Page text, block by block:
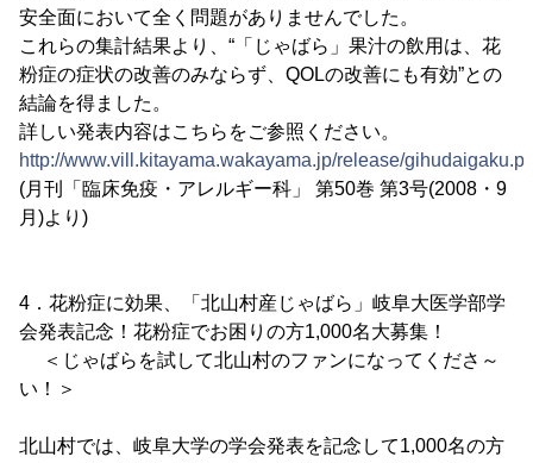
安全面において全く問題がありませんでした。
これらの集計結果より、“「じゃばら」果汁の飲用は、花
粉症の症状の改善のみならず、QOLの改善にも有効”との
結論を得ました。
詳しい発表内容はこちらをご参照ください。
http://www.vill.kitayama.wakayama.jp/release/
(月刊「臨床免疫・アレルギー科」 第50巻 第3号(2008・9
月)より)
4．花粉症に効果、「北山村産じゃばら」岐阜大医学部学
会発表記念！花粉症でお困りの方1,000名大募集！
＜じゃばらを試して北山村のファンになってくださ～
い！＞
北山村では、岐阜大学の学会発表を記念して1,000名の方